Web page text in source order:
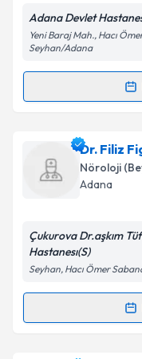
Kişisel
Metni'ni
Adana Devlet
Yeni Baraj Mah., Hacı
Seyhan/Adana
Randevu
Dr. İsmail
oluşturun. Size
takvim
Kişisel
'ni
kapsamda
Dr. Filiz
Nöroloji
Adana
Çukurova Dr.aşkım
Hastanesı(S)
Seyhan, Hacı Ömer
Randevu